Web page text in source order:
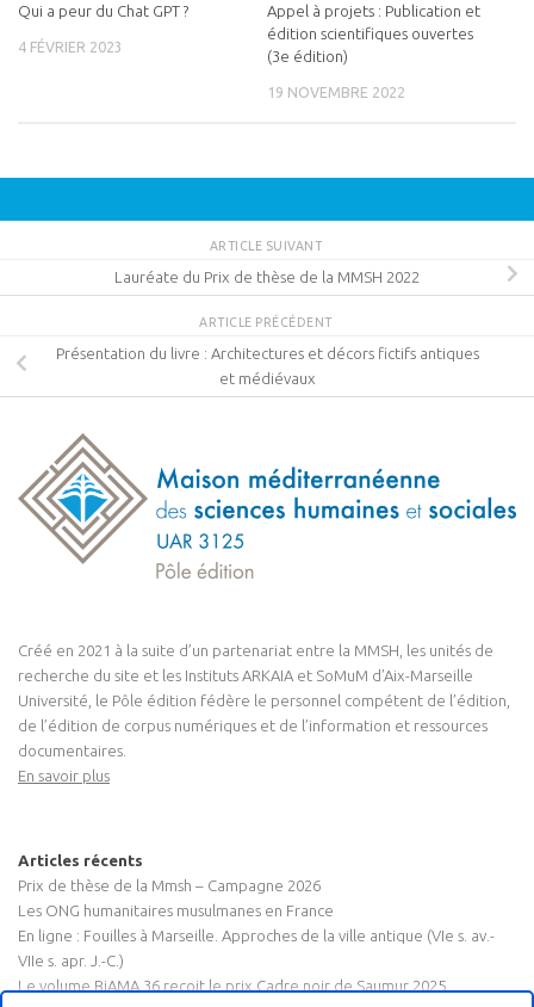
Qui a peur du Chat GPT ?
4 FÉVRIER 2023
Appel à projets : Publication et
édition scientifiques ouvertes
(3e édition)
19 NOVEMBRE 2022
ARTICLE SUIVANT
Lauréate du Prix de thèse de la MMSH 2022
ARTICLE PRÉCÉDENT
Présentation du livre : Architectures et décors fictifs antiques
et médiévaux
Créé en 2021 à la suite d’un partenariat entre la MMSH, les unités de
recherche du site et les Instituts ARKAIA et SoMuM d’Aix-Marseille
Université, le Pôle édition fédère le personnel compétent de l’édition,
de l’édition de corpus numériques et de l’information et ressources
documentaires.
En savoir plus
Articles récents
Prix de thèse de la Mmsh – Campagne 2026
Les ONG humanitaires musulmanes en France
En ligne : Fouilles à Marseille. Approches de la ville antique (VIe s. av.-
VIIe s. apr. J.-C.)
Le volume BiAMA 36 reçoit le prix Cadre noir de Saumur 2025